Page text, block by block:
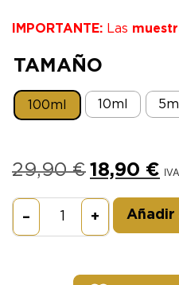
IMPORTANTE: Las
TAMAÑO
100ml 10ml 5ml
29,90€ 18,90 €
– +